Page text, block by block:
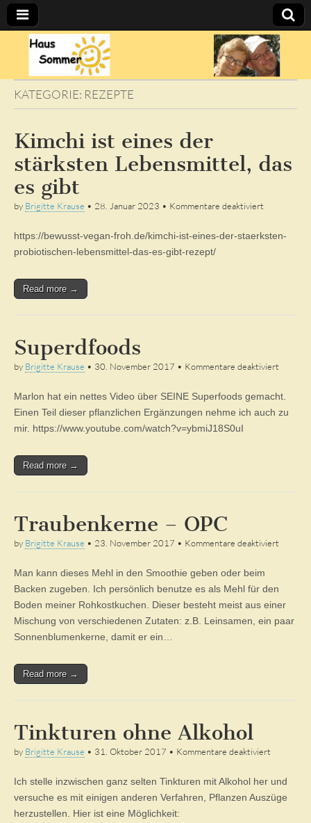
Sommer's
BLOG
KATEGORIE: REZEPTE
Kimchi ist eines der
stärksten Lebensmittel, das
es gibt
by Brigitte Krause • 28. Januar 2023 • Kommentare deaktiviert
eines
https://bewusst-vegan-froh.de/kimchi-ist-eines-der-staerksten-
probiotischen-lebensmittel-das-es-gibt-rezept/
Read more →
Superdfoods
by Brigitte Krause • 30. November 2017 • Kommentare deaktiviert
Marlon hat ein nettes Video über SEINE Superfoods gemacht.
Einen Teil dieser pflanzlichen Ergänzungen nehme ich auch zu
mir. https://www.youtube.com/watch?v=ybmiJ18S0uI
Read more →
Traubenkerne – OPC
by Brigitte Krause • 23. November 2017 • Kommentare deaktiviert
Man kann dieses Mehl in den Smoothie geben oder beim
Backen zugeben. Ich persönlich benutze es als Mehl für den
Boden meiner Rohkostkuchen. Dieser besteht meist aus einer
Mischung von verschiedenen Zutaten: z.B. Leinsamen, ein paar
Sonnenblumenkerne, damit er ein…
Read more →
Tinkturen ohne Alkohol
by Brigitte Krause • 31. Oktober 2017 • Kommentare deaktiviert
Alkohol
Ich stelle inzwischen ganz selten Tinkturen mit Alkohol her und
versuche es mit einigen anderen Verfahren, Pflanzen Auszüge
herzustellen. Hier ist eine Möglichkeit: